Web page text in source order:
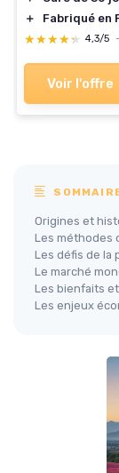
＋
Fabriqué en
★★★★★
★★★★★ 4,3/5
Voir l'offre
Origines et
Les méthodes
Les défis de la
Le marché
Les bienfaits
Les enjeux